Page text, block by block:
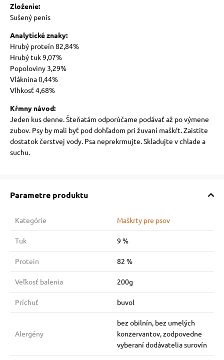
Zloženie:
Sušený penis
Analytické znaky:
Hrubý proteín 82,84%
Hrubý tuk 9,07%
Popoloviny 3,29%
Vláknina 0,44%
Vlhkosť 4,68%
Kŕmny návod:
Jeden kus denne. Šteňatám odporúčame podávať až po výmene
zubov. Psy by mali byť pod dohľadom pri žuvaní maškŕt. Zaistite
dostatok čerstvej vody. Psa neprekrmujte. Skladujte v chlade a
suchu.
Parametre produktu
Kategórie Maškrty pre psov
Tuk 9 %
Protein 82 %
Veľkosť balenia 200g
Príchuť buvol
Alergény
bez obilnín, bez umelých
konzervantov, zodpovedne
vyberaní dodávatelia surovín